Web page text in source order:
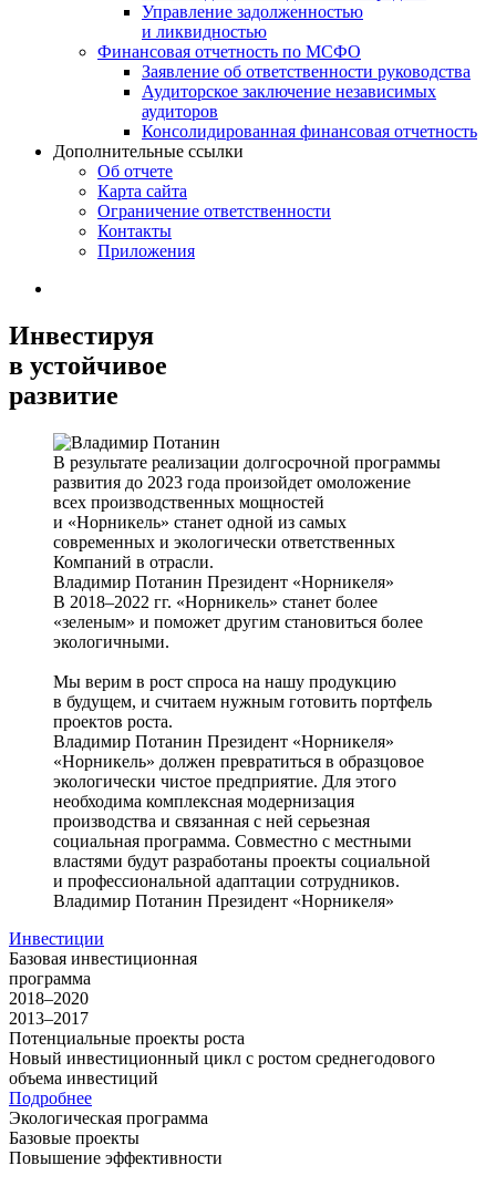
Управление задолженностью
и ликвидностью
Финансовая отчетность по МСФО
Заявление об ответственности руководства
Аудиторское заключение независимых
аудиторов
Консолидированная финансовая отчетность
Дополнительные ссылки
Об отчете
Карта сайта
Ограничение ответственности
Контакты
Приложения
Инвестируя
в устойчивое
развитие
В результате реализации долгосрочной программы
развития до 2023 года произойдет омоложение
всех производственных мощностей
и «Норникель» станет одной из самых
современных и экологически ответственных
Компаний в отрасли.
Владимир Потанин Президент «Норникеля»
В 2018–2022 гг. «Норникель» станет более
«зеленым» и поможет другим становиться более
экологичными.
Мы верим в рост спроса на нашу продукцию
в будущем, и считаем нужным готовить портфель
проектов роста.
Владимир Потанин Президент «Норникеля»
«Норникель» должен превратиться в образцовое
экологически чистое предприятие. Для этого
необходима комплексная модернизация
производства и связанная с ней серьезная
социальная программа. Совместно с местными
властями будут разработаны проекты социальной
и профессиональной адаптации сотрудников.
Владимир Потанин Президент «Норникеля»
Инвестиции
Базовая инвестиционная
программа
2018–2020
2013–2017
Потенциальные проекты роста
Новый инвестиционный цикл с ростом среднегодового
объема инвестиций
Подробнее
Экологическая программа
Базовые проекты
Повышение эффективности